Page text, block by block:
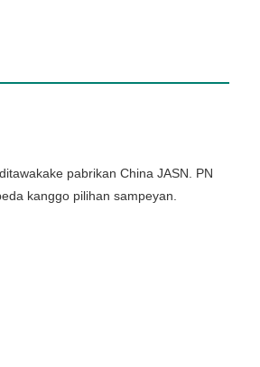
pabrikan China JASN. PN
kanggo pilihan sampeyan.